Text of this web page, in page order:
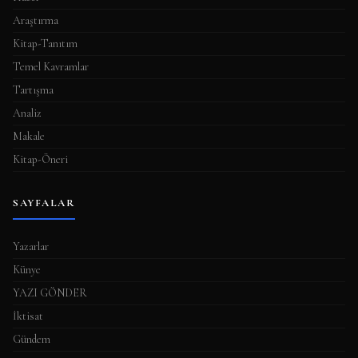
s
ı
Araştırma
Kitap-Tanıtım
Temel Kavramlar
Tartışma
Analiz
Makale
Kitap-Öneri
SAYFALAR
Yazarlar
Künye
YAZI GÖNDER
İktisat
Gündem